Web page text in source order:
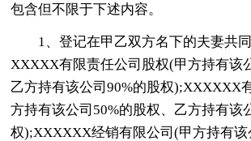
包含但不限于下述内容。
1、登记在甲乙双方名下的夫妻共
XXXXX有限责任公司股权(甲方持有该
乙方持有该公司90%的股权);XXXXXX
方持有该公司50%的股权、乙方持有该
权);XXXXXX经销有限公司(甲方持有该